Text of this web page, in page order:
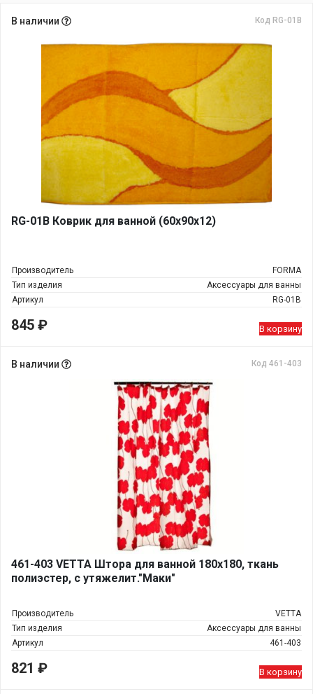
В наличии Код RG-01В
RG-01В Коврик для ванной (60х90х12)
Производитель
FORMA
Тип изделия
Аксессуары для ванны
Артикул
RG-01В
845 ₽ В корзину
В наличии Код 461-403
461-403 VETTA Штора для ванной 180х180, ткань
полиэстер, с утяжелит."Маки"
Производитель
VETTA
Тип изделия
Аксессуары для ванны
Артикул
461-403
821 ₽ В корзину